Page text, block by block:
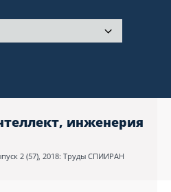
инженерия
2 (57), 2018: Труды СПИИРАН